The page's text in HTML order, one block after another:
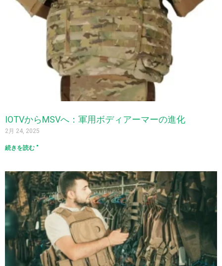
IOTVからMSVへ：軍用ボディアーマーの進化
2月 24, 2025
続きを読む "